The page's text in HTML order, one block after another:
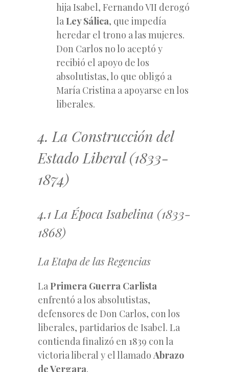
hija Isabel, Fernando VII derogó
laLey Sálica, que impedía
heredar el trono a las mujeres.
Don Carlos no lo aceptó y
recibió el apoyo de los
absolutistas, lo que obligó a
María Cristina a apoyarse en los
liberales.
4. La Construcción del
Estado Liberal (1833-
1874)
4.1 La Época Isabelina (1833-
1868)
La Etapa de las Regencias
La Primera Guerra Carlista
enfrentó a los absolutistas,
defensores de Don Carlos, con los
liberales, partidarios de Isabel. La
contienda finalizó en 1839 con la
victoria liberal y el llamado Abrazo
de Vergara.